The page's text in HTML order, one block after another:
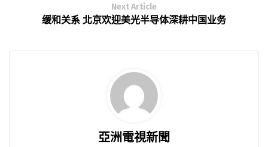
Next Article
缓和关系 北京欢迎美光半导体深耕中国业务
亞洲電視新聞